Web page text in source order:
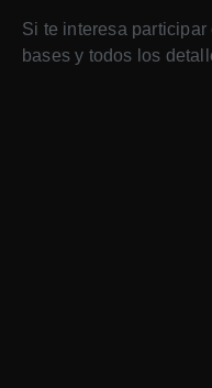
Si te interesa
bases y todos los